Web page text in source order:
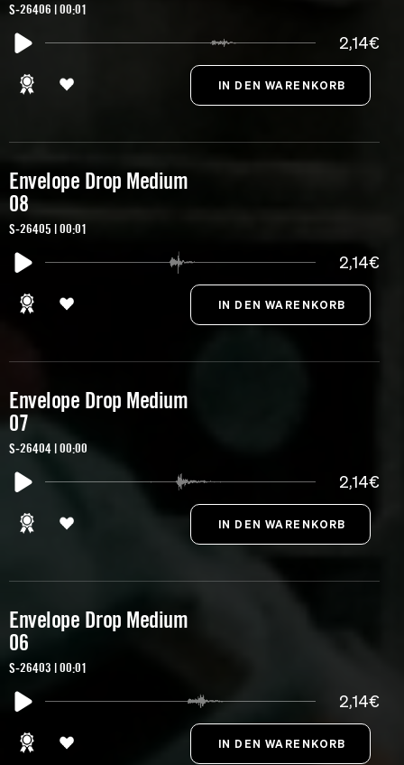
S-26406 | 00:01
2,14€
Envelope Drop Medium
08
S-26405 | 00:01
2,14€
Envelope Drop Medium
07
S-26404 | 00:00
2,14€
Envelope Drop Medium
06
S-26403 | 00:01
2,14€